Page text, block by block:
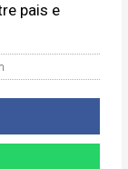
pais e